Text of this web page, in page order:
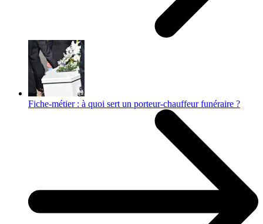
Fiche-métier : à quoi sert un porteur-chauffeur funéraire ?